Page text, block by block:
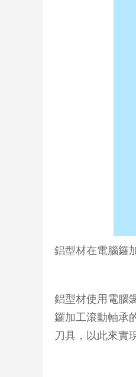
鋁型材在電腦鑼
鋁型材使用電腦
鑼加工滾動軸承
刀具，以此來實